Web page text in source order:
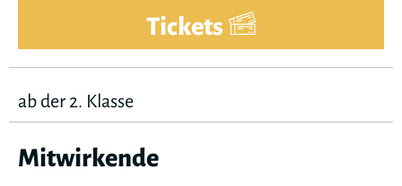
Tickets
ab der 2. Klasse
Mitwirkende